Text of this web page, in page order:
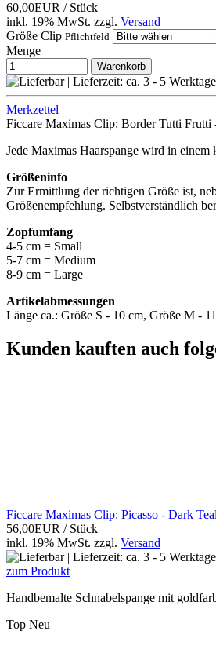
60,00EUR / Stück
inkl. 19% MwSt. zzgl. Versand
Größe Clip Pflichtfeld
Menge
Warenkorb
Merkzettel
Ficcare Maximas Clip: Border Tutti Frutti
Jede Maximas Haarspange wird in einem
Größeninfo
Zur Ermittlung der richtigen Größe ist,
Größenempfehlung. Selbstverständlich
Zopfumfang
4-5 cm = Small
5-7 cm = Medium
8-9 cm = Large
Artikelabmessungen
Länge ca.: Größe S - 10 cm, Größe M -
Kunden kauften auch
Ficcare Maximas Clip: Picasso - Dark Teal
56,00EUR / Stück
inkl. 19% MwSt. zzgl. Versand
zum Produkt
Handbemalte Schnabelspange mit
Top Neu